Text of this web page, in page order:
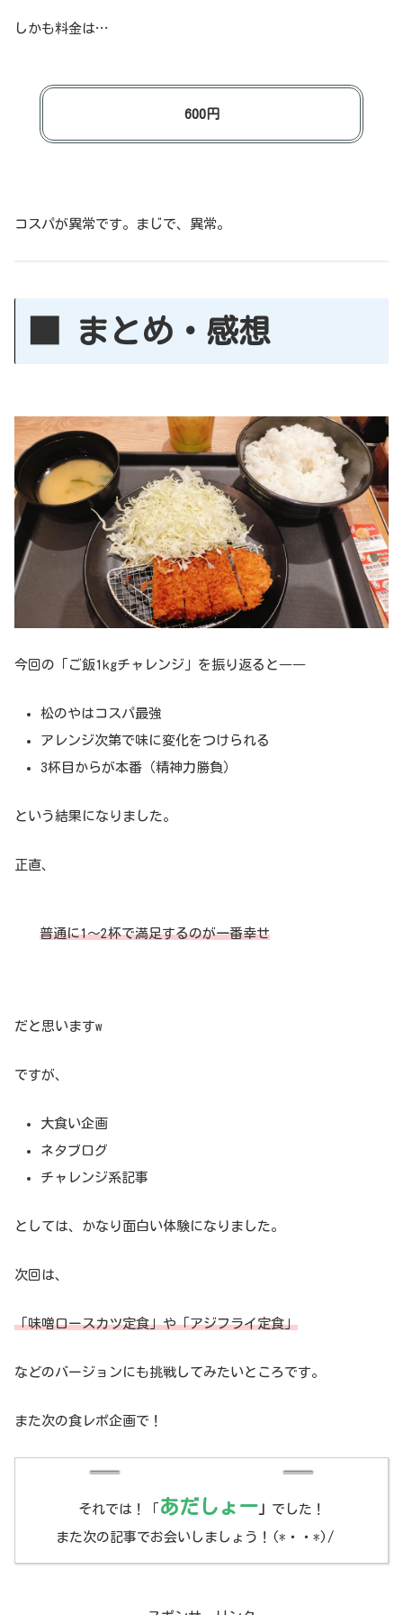
しかも料金は…
600円
コスパが異常です。まじで、異常。
■ まとめ・感想
今回の「ご飯1kgチャレンジ」を振り返ると――
松のやはコスパ最強
アレンジ次第で味に変化をつけられる
3杯目からが本番（精神力勝負）
という結果になりました。
正直、
普通に1〜2杯で満足するのが一番幸せ
だと思いますw
ですが、
大食い企画
ネタブログ
チャレンジ系記事
としては、かなり面白い体験になりました。
次回は、
「味噌ロースカツ定食」や「アジフライ定食」
などのバージョンにも挑戦してみたいところです。
また次の食レポ企画で！
それでは！「 あだしょー」 でした！
また次の記事でお会いしましょう！(*・・*)/